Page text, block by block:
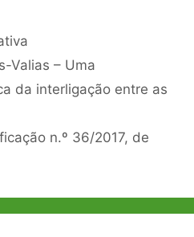
Valias – Uma
da interligação entre as
n.º 36/2017, de